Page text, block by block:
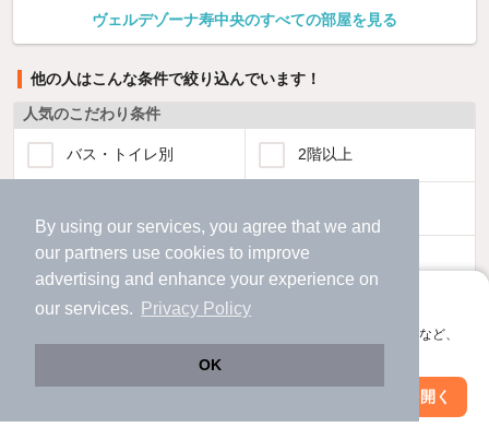
By using our services, you agree that we and
our partners use cookies to improve
advertising and enhance your experience on
our services.
Privacy Policy
OK
アプリに切り替えて、サクサクお部屋探し
会員登録なしですぐ使える。マップ検索やお気に入り保存など、
アプリを開く
ヴェルデゾーナ寿中央のすべての部屋を見る
他の人はこんな条件で絞り込んでいます！
人気のこだわり条件
バス・トイレ別 2階以上
洗濯機置場あり 独立洗面台
エアコンあり
コンロ2口以上 追焚き機能
絞り込み条件を変更